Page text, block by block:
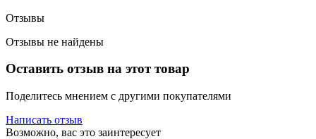
Отзывы
Отзывы не найдены
Оставить отзыв на этот товар
Поделитесь мнением с другими покупателями
Написать отзыв
Возможно, вас это заинтересует